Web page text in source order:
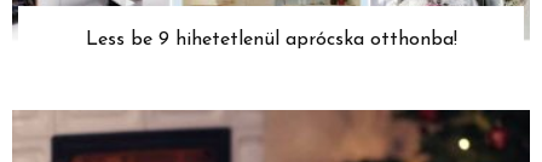
Less be 9 hihetetlenül aprócska otthonba!